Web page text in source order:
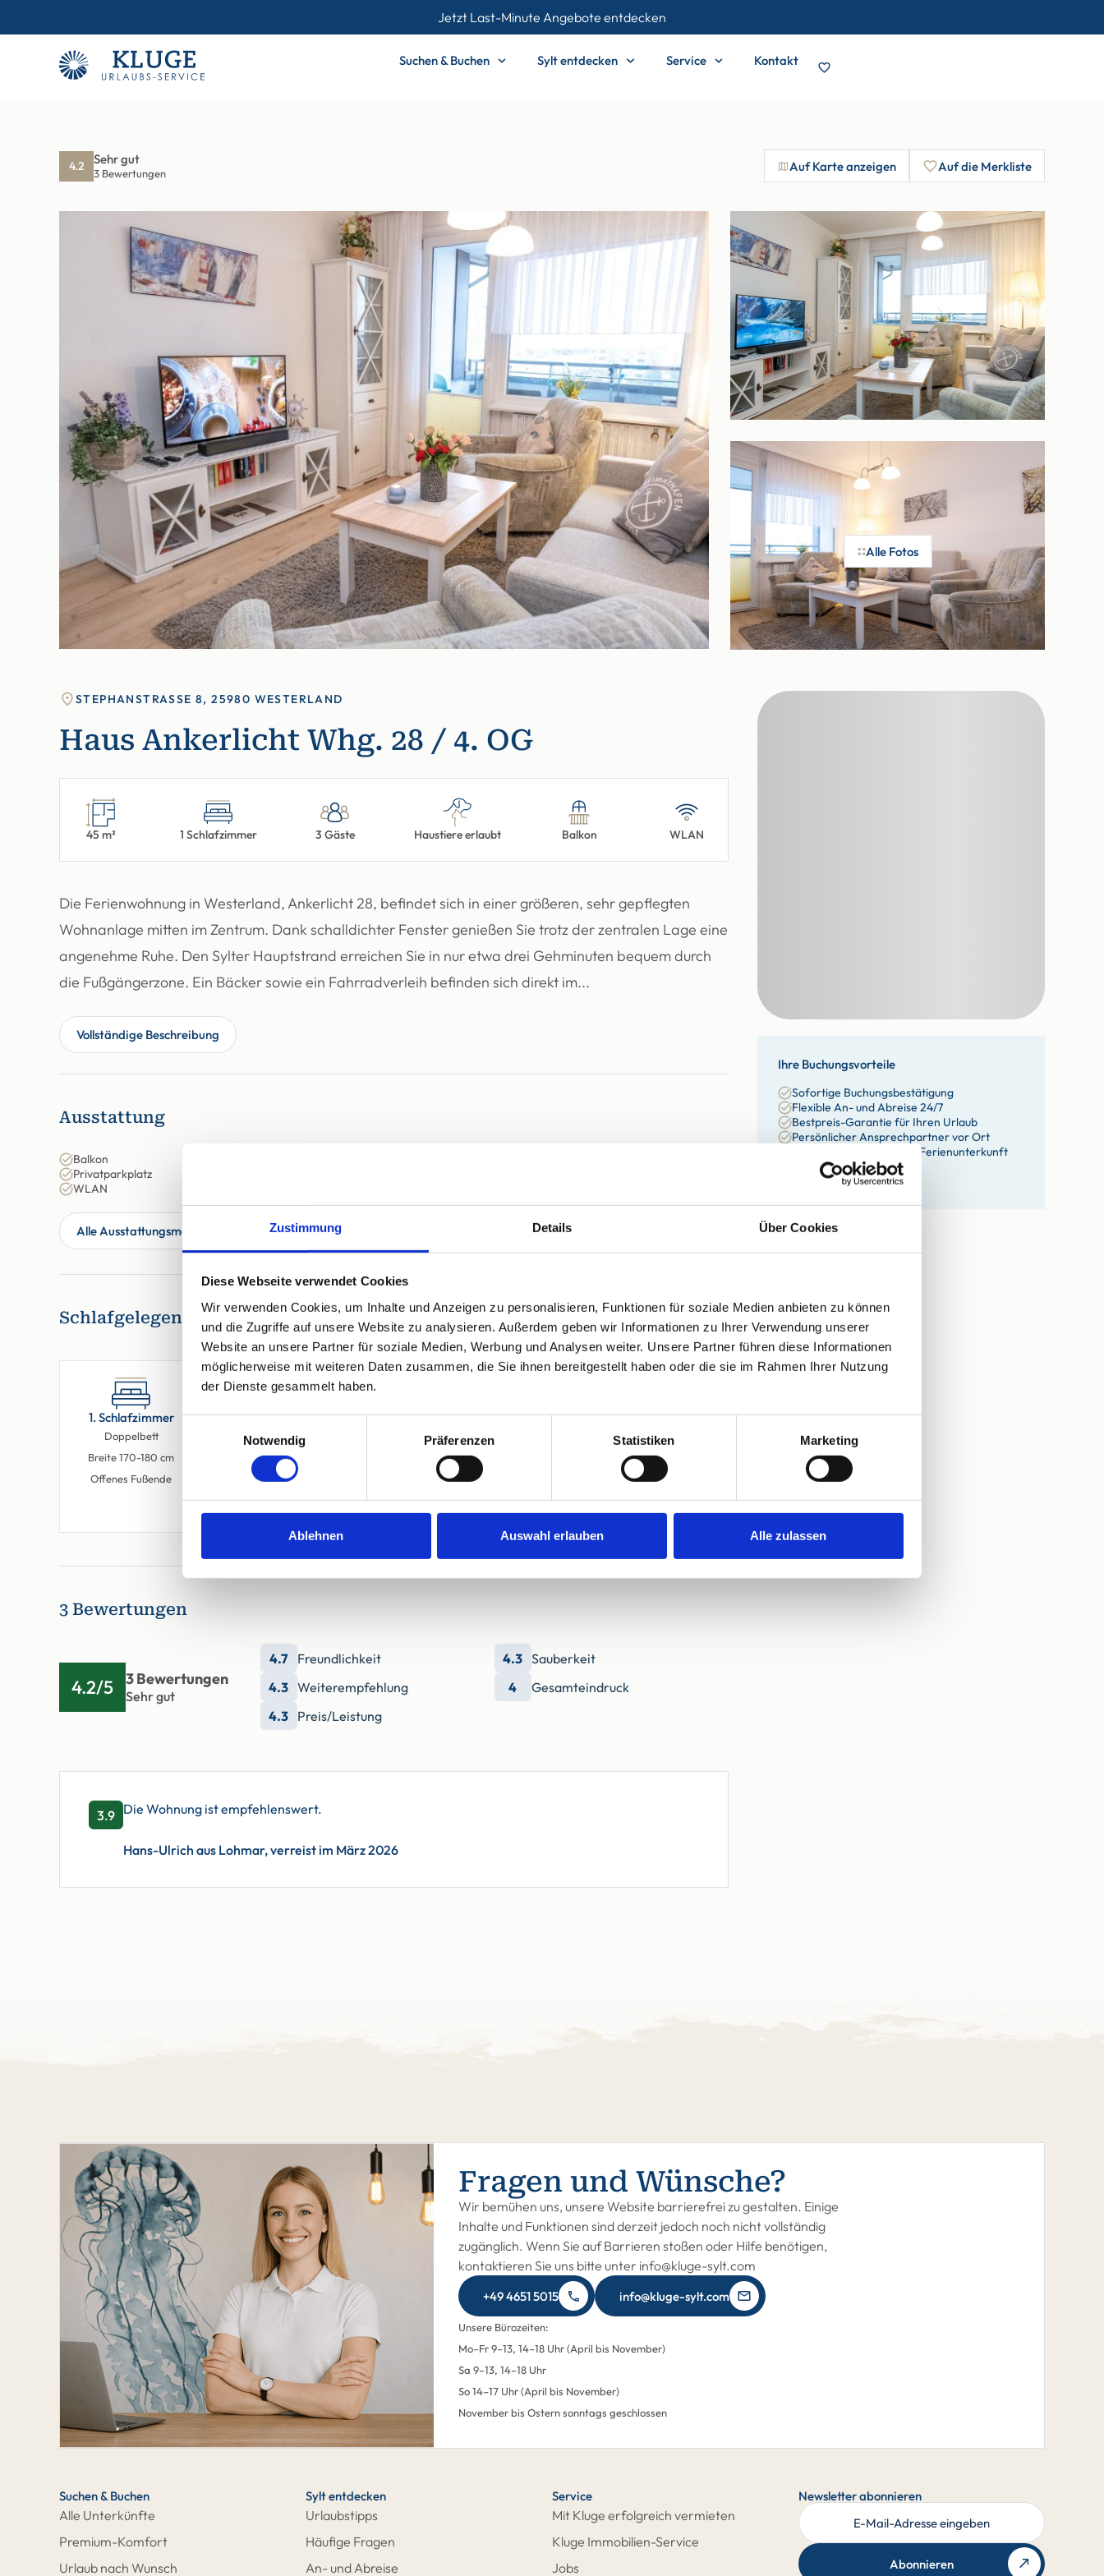
Zustimmung Details Über Cookies
Diese Webseite verwendet Cookies
Wir verwenden Cookies, um Inhalte und Anzeigen zu personalisieren, Funktionen für soziale Medien anbieten zu können
und die Zugriffe auf unsere Website zu analysieren. Außerdem geben wir Informationen zu Ihrer Verwendung unserer
Website an unsere Partner für soziale Medien, Werbung und Analysen weiter. Unsere Partner führen diese Informationen
möglicherweise mit weiteren Daten zusammen, die Sie ihnen bereitgestellt haben oder die sie im Rahmen Ihrer Nutzung
der Dienste gesammelt haben.
Notwendig
Präferenzen Statistiken Marketing
Ablehnen Auswahl erlauben Alle zulassen
Jetzt Last-Minute Angebote entdecken
Suchen & Buchen Sylt entdecken Service Kontakt
4.2 Sehr gut
3 Bewertungen Auf Karte anzeigen Auf die Merkliste
Alle Fotos
STEPHANSTRASSE 8, 25980 WESTERLAND
Haus Ankerlicht Whg. 28 / 4. OG
45 m² 1 Schlafzimmer 3 Gäste Haustiere erlaubt Balkon WLAN
Die Ferienwohnung in Westerland, Ankerlicht 28, befindet sich in einer größeren, sehr gepflegten
Wohnanlage mitten im Zentrum. Dank schalldichter Fenster genießen Sie trotz der zentralen Lage eine
angenehme Ruhe. Den Sylter Hauptstrand erreichen Sie in nur etwa drei Gehminuten bequem durch
die Fußgängerzone. Ein Bäcker sowie ein Fahrradverleih befinden sich direkt im...
Vollständige Beschreibung
Ausstattung
Balkon
Privatparkplatz
WLAN
Alle Ausstattungsmerkmale anzeigen
Schlafgelegenheiten
1. Schlafzimmer
Doppelbett
Breite 170-180 cm
Offenes Fußende
1. Wohnzimmer
Einzelbett
(Sofa)
Offenes Fußende
3 Bewertungen
4.2/5 3 Bewertungen
Sehr gut
4.7 Freundlichkeit 4.3 Sauberkeit
4.3 Weiterempfehlung 4
Gesamteindruck
4.3 Preis/Leistung
3.9 Die Wohnung ist empfehlenswert.
Hans-Ulrich aus Lohmar, verreist im März 2026
Ihre Buchungsvorteile
Sofortige Buchungsbestätigung
Flexible An- und Abreise 24/7
Bestpreis-Garantie für Ihren Urlaub
Persönlicher Ansprechpartner vor Ort
Willkommensgruß in der Ferienunterkunft
eigene Haustechniker
eigene Hausdamen
Fragen und Wünsche?
Wir bemühen uns, unsere Website barrierefrei zu gestalten. Einige
Inhalte und Funktionen sind derzeit jedoch noch nicht vollständig
zugänglich. Wenn Sie auf Barrieren stoßen oder Hilfe benötigen,
kontaktieren Sie uns bitte unter info@kluge-sylt.com
+49 4651 5015 info@kluge-sylt.com
Unsere Bürozeiten:
Mo–Fr 9–13, 14–18 Uhr (April bis November)
Sa 9–13, 14–18 Uhr
So 14–17 Uhr (April bis November)
November bis Ostern sonntags geschlossen
Suchen & Buchen
Alle Unterkünfte
Premium-Komfort
Urlaub nach Wunsch
Sylt entdecken
Urlaubstipps
Häufige Fragen
An- und Abreise
Service
Mit Kluge erfolgreich vermieten
Kluge Immobilien-Service
Jobs
Newsletter abonnieren
Abonnieren